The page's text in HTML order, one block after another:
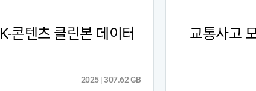
K-콘텐츠 클린본 데이터
2025 | 307.62 GB
교통사고